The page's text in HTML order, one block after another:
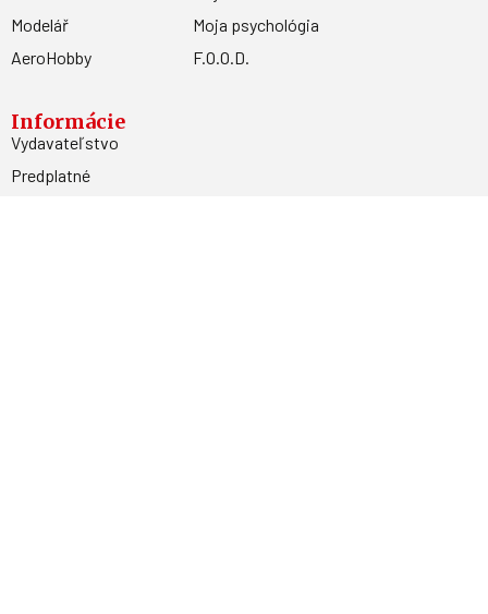
Modelář
AeroHobby
Moja psychológia
F.O.O.D.
Informácie
Vydavateľstvo
Predplatné